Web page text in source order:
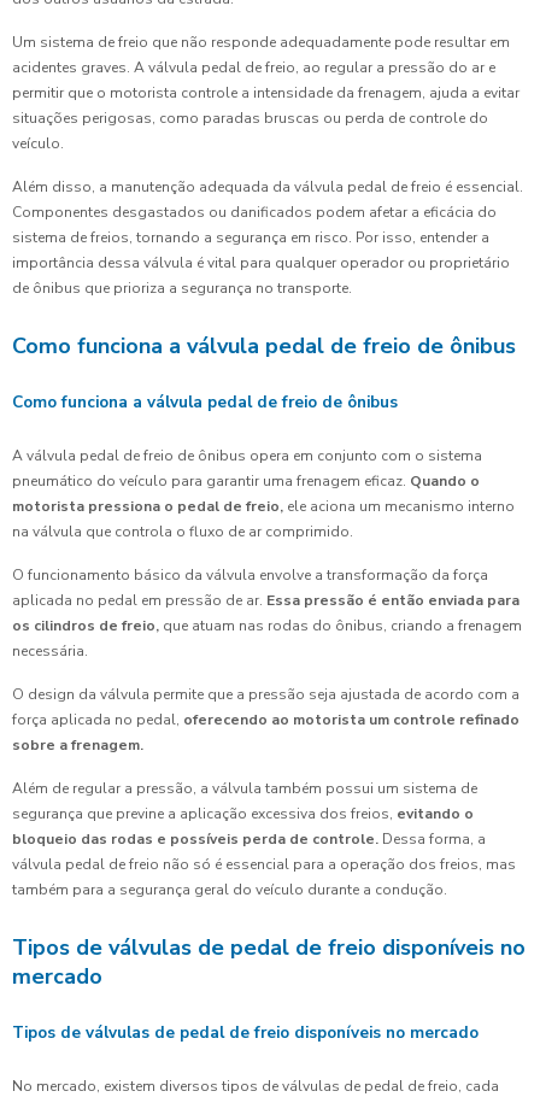
Um sistema de freio que não responde adequadamente pode resultar em
acidentes graves. A válvula pedal de freio, ao regular a pressão do ar e
permitir que o motorista controle a intensidade da frenagem, ajuda a evitar
situações perigosas, como paradas bruscas ou perda de controle do
veículo.
Além disso, a manutenção adequada da válvula pedal de freio é essencial.
Componentes desgastados ou danificados podem afetar a eficácia do
sistema de freios, tornando a segurança em risco. Por isso, entender a
importância dessa válvula é vital para qualquer operador ou proprietário
de ônibus que prioriza a segurança no transporte.
Como funciona a válvula pedal de freio de ônibus
Como funciona a válvula pedal de freio de ônibus
A válvula pedal de freio de ônibus opera em conjunto com o sistema
pneumático do veículo para garantir uma frenagem eficaz. Quando o
motorista pressiona o pedal de freio, ele aciona um mecanismo interno
na válvula que controla o fluxo de ar comprimido.
O funcionamento básico da válvula envolve a transformação da força
aplicada no pedal em pressão de ar. Essa pressão é então enviada para
os cilindros de freio, que atuam nas rodas do ônibus, criando a frenagem
necessária.
O design da válvula permite que a pressão seja ajustada de acordo com a
força aplicada no pedal, oferecendo ao motorista um controle refinado
sobre a frenagem.
Além de regular a pressão, a válvula também possui um sistema de
segurança que previne a aplicação excessiva dos freios, evitando o
bloqueio das rodas e possíveis perda de controle. Dessa forma, a
válvula pedal de freio não só é essencial para a operação dos freios, mas
também para a segurança geral do veículo durante a condução.
Tipos de válvulas de pedal de freio disponíveis no
mercado
Tipos de válvulas de pedal de freio disponíveis no mercado
No mercado, existem diversos tipos de válvulas de pedal de freio, cada